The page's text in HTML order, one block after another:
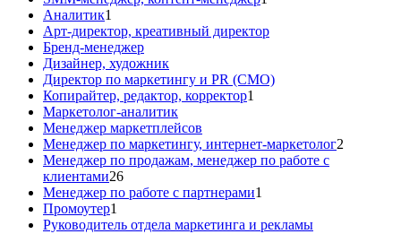
Аналитик1
Арт-директор, креативный директор
Бренд-менеджер
Дизайнер, художник
Директор по маркетингу и PR (CMO)
Копирайтер, редактор, корректор1
Маркетолог-аналитик
Менеджер маркетплейсов
Менеджер по маркетингу, интернет-маркетолог2
Менеджер по продажам, менеджер по работе с
клиентами26
Менеджер по работе с партнерами1
Промоутер1
Руководитель отдела маркетинга и рекламы